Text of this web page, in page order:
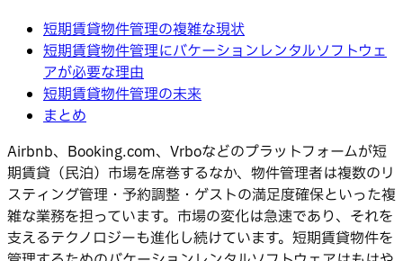
短期賃貸物件管理の複雑な現状
短期賃貸物件管理にバケーションレンタルソフトウェ
アが必要な理由
短期賃貸物件管理の未来
まとめ
Airbnb、Booking.com、Vrboなどのプラットフォームが短
期賃貸（民泊）市場を席巻するなか、物件管理者は複数のリ
スティング管理・予約調整・ゲストの満足度確保といった複
雑な業務を担っています。市場の変化は急速であり、それを
支えるテクノロジーも進化し続けています。短期賃貸物件を